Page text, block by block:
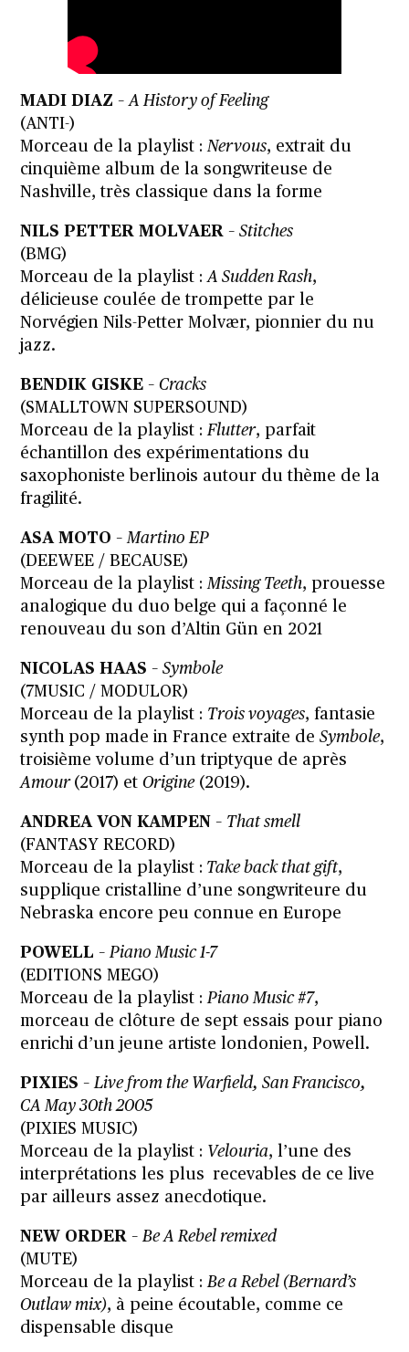
MADI DIAZ–A History of Feeling
(ANTI-)
Morceau de la playlist :Nervous, extrait du
cinquième album de la songwriteuse de
Nashville, très classique dans la forme
NILS PETTER MOLVAER –Stitches
(BMG)
Morceau de la playlist :A Sudden Rash,
délicieuse coulée de trompette par le
Norvégien Nils-Petter Molvær, pionnier du nu
jazz.
BENDIK GISKE –Cracks
(SMALLTOWN SUPERSOUND)
Morceau de la playlist :Flutter, parfait
échantillon des expérimentations du
saxophoniste berlinois autour du thème de la
fragilité.
ASA MOTO –Martino EP
(DEEWEE / BECAUSE)
Morceau de la playlist :Missing Teeth, prouesse
analogique du duo belge qui a façonné le
renouveau du son d’Altin Gün en 2021
NICOLAS HAAS –Symbole
(7MUSIC / MODULOR)
Morceau de la playlist : Trois voyages, fantasie
synth pop made in France extraite deSymbole,
troisième volume d’un triptyque de après
Amour (2017) etOrigine(2019).
ANDREA VON KAMPEN – That smell
(FANTASY RECORD)
Morceau de la playlist : Take back that gift,
supplique cristalline d’une songwriteure du
Nebraska encore peu connue en Europe
POWELL–Piano Music 1-7
(EDITIONS MEGO)
Morceau de la playlist :Piano Music #7,
morceau de clôture de sept essais pour piano
enrichi d’un jeune artiste londonien, Powell.
PIXIES –Live from the Warfield, San Francisco,
CA May 30th 2005
(PIXIES MUSIC)
Morceau de la playlist : Velouria, l’une des
interprétations les plus recevables de ce live
par ailleurs assez anecdotique.
NEW ORDER –Be A Rebel remixed
(MUTE)
Morceau de la playlist :Be a Rebel (Bernard’s
Outlaw mix), à peine écoutable, comme ce
dispensable disque